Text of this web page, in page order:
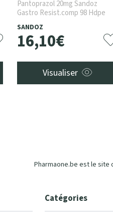
Pantoprazol 20mg Sandoz
Gastro Resist.comp 98 Hdpe
SANDOZ
16,10€
Visualiser
Pharmaone.be est le site
Catégories